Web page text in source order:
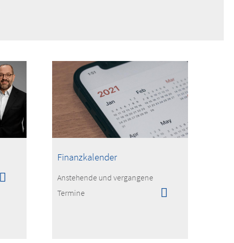
Finanzkalender
Anstehende und vergangene
Termine